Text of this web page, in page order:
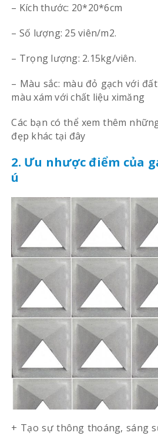
– Kích thước: 20*20*6cm
– Số lượng: 25 viên/m2.
– Trọng lượng: 2.15kg/viên.
– Màu sắc: màu đỏ gạch với
màu xám với chất liệu ximăng
Các bạn có thể xem thêm
đẹp khác tại đây
2. Ưu nhược điểm của
ú
+ Tạo sự thông thoáng, sáng